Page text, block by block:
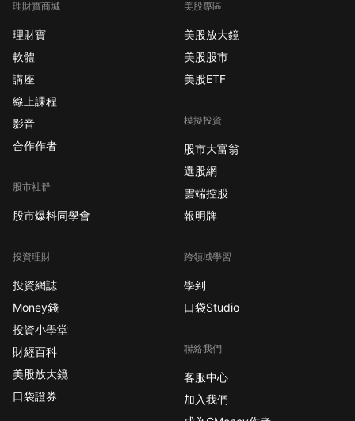
億美元。其主要收入來
自平台部門，達3.2283
億美元。Cricut展現了
穩健的財務狀況，無負
債且短期資產能覆蓋負
債。2025年第三季淨利
增至2051萬美元，較前
一年同期成長30%，超
權益報酬率達22.6%，
股息的持續性仍有疑
購顯示股東價值的重
視，穩定的週波動性則
反映了市場波動下的穩
定表現。然而，過去五
年年均盈利下降
24.1%，顯示長期挑
戰。 SOPHiA
GENETICS(SOPH)的市
理財寶商城
理財寶
軟體
講座
線上課程
影音
合作作者
股市社群
股市爆料同學會
投資理財
投資網誌
Money錢
投資小學堂
財經百科
美股放大鏡
口袋證券
美股專區
美股放大鏡
美股股市
美股ETF
模擬投資
股市大富翁
選股網
雲端控股
報明牌
跨領域學習
學到
口袋Studio
聯絡我們
客服中心
加入我們